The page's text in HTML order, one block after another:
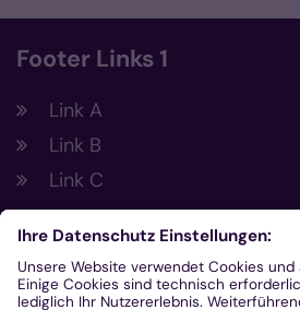
Footer Links 1
Link A
Link B
Link C
Footer Links 2
Link A